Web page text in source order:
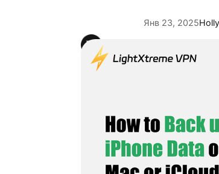
Янв 23, 2025